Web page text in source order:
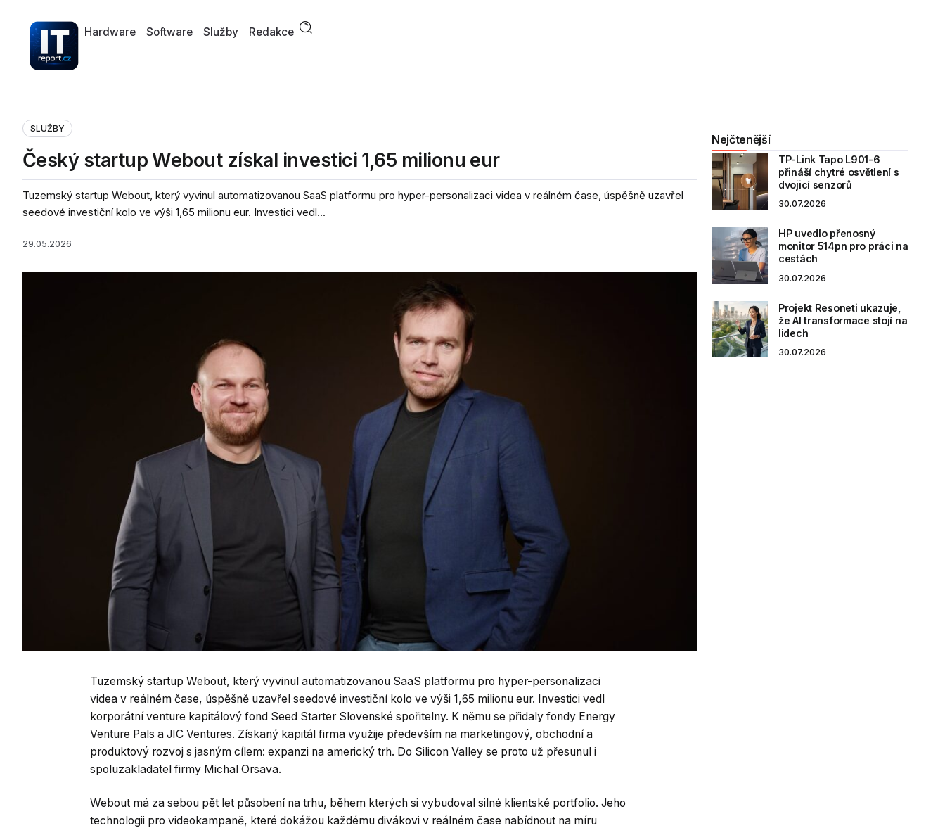
Hardware Software Služby Redakce
SLUŽBY
Český startup Webout získal investici 1,65 milionu eur
Tuzemský startup Webout, který vyvinul automatizovanou SaaS platformu pro hyper-personalizaci videa v reálném čase, úspěšně uzavřel
seedové investiční kolo ve výši 1,65 milionu eur. Investici vedl...
29.05.2026
Tuzemský startup Webout, který vyvinul automatizovanou SaaS platformu pro hyper-personalizaci
videa v reálném čase, úspěšně uzavřel seedové investiční kolo ve výši 1,65 milionu eur. Investici vedl
korporátní venture kapitálový fond Seed Starter Slovenské spořitelny. K němu se přidaly fondy Energy
Venture Pals a JIC Ventures. Získaný kapitál firma využije především na marketingový, obchodní a
produktový rozvoj s jasným cílem: expanzi na americký trh. Do Silicon Valley se proto už přesunul i
spoluzakladatel firmy Michal Orsava.
Webout má za sebou pět let působení na trhu, během kterých si vybudoval silné klientské portfolio. Jeho
technologii pro videokampaně, které dokážou každému divákovi v reálném čase nabídnout na míru
Nejčtenější
TP-Link Tapo L901-6
přináší chytré osvětlení s
dvojicí senzorů
30.07.2026
HP uvedlo přenosný
monitor 514pn pro práci na
cestách
30.07.2026
Projekt Resoneti ukazuje,
že AI transformace stojí na
lidech
30.07.2026